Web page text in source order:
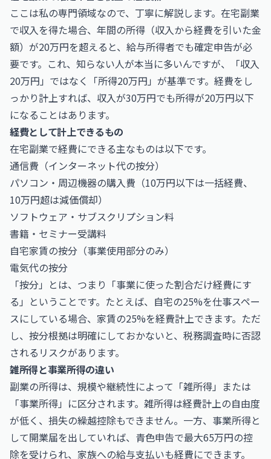
ここは私の専門領域なので、丁寧に解説します。在宅副業
で収入を得た場合、年間の所得（収入から経費を引いた金
額）が20万円を超えると、給与所得者でも確定申告が必
要です。これ、知らない人が本当に多いんですが、「収入
20万円」ではなく「所得20万円」が基準です。経費をし
っかり計上すれば、収入が30万円でも所得が20万円以下
になることはあります。
経費として計上できるもの
在宅副業で経費にできる主なものは以下です。
通信費（インターネット代の按分）
パソコン・周辺機器の購入費（10万円以下は一括経費、
10万円超は減価償却）
ソフトウェア・サブスクリプション料
書籍・セミナー受講料
自宅家賃の按分（事業使用部分のみ）
電気代の按分
「按分」とは、つまり「事業に使った割合だけ経費にす
る」ということです。たとえば、自宅の25%を仕事スペー
スにしている場合、家賃の25%を経費計上できます。ただ
し、按分根拠は明確にしておかないと、税務調査時に否認
されるリスクがあります。
雑所得と事業所得の違い
副業の所得は、規模や継続性によって「雑所得」または
「事業所得」に区分されます。雑所得は経費計上の自由度
が低く、損失の繰越控除もできません。一方、事業所得と
して開業届を出していれば、青色申告で最大65万円の控
除を受けられ、家族への給与支払いも経費にできます。